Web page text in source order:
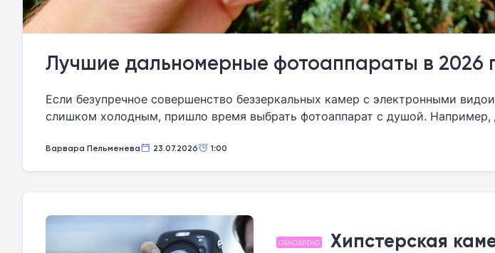
Лучшие дальномерные фотоаппараты в 2026
Если безупречное совершенство беззеркальных камер с электронными
слишком холодным, пришло время выбрать фотоаппарат с душой. Например,
окно, линии рамки кадра и реальный мир.
Варвара Пельменева 23.07.2026 1:00
ОБНОВЛЕНО Хипстерская